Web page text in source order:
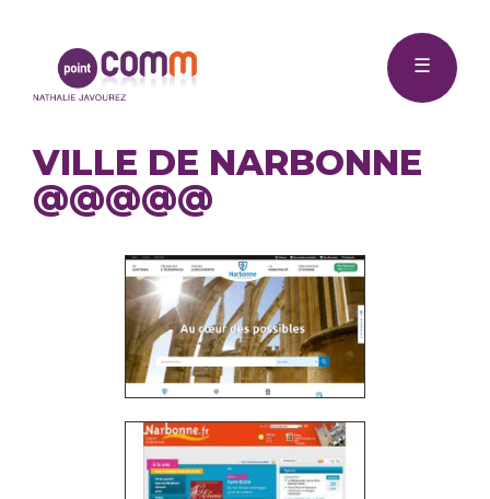
Point
☰
VILLE DE NARBONNE
@@@@@